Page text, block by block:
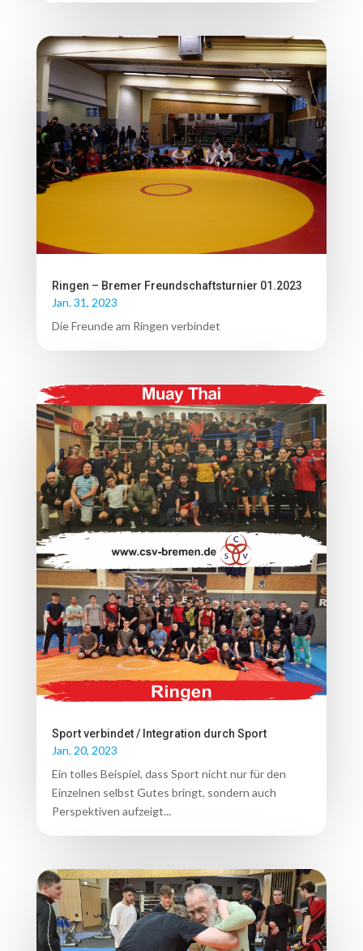
Ringen – Bremer Freundschaftsturnier 01.2023
Jan. 31, 2023
Die Freunde am Ringen verbindet
Sport verbindet / Integration durch Sport
Jan. 20, 2023
Ein tolles Beispiel, dass Sport nicht nur für den
Einzelnen selbst Gutes bringt, sondern auch
Perspektiven aufzeigt...